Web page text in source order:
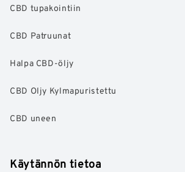
CBD tupakointiin
CBD Patruunat
Halpa CBD-öljy
CBD Oljy Kylmapuristettu
CBD uneen
Käytännön tietoa